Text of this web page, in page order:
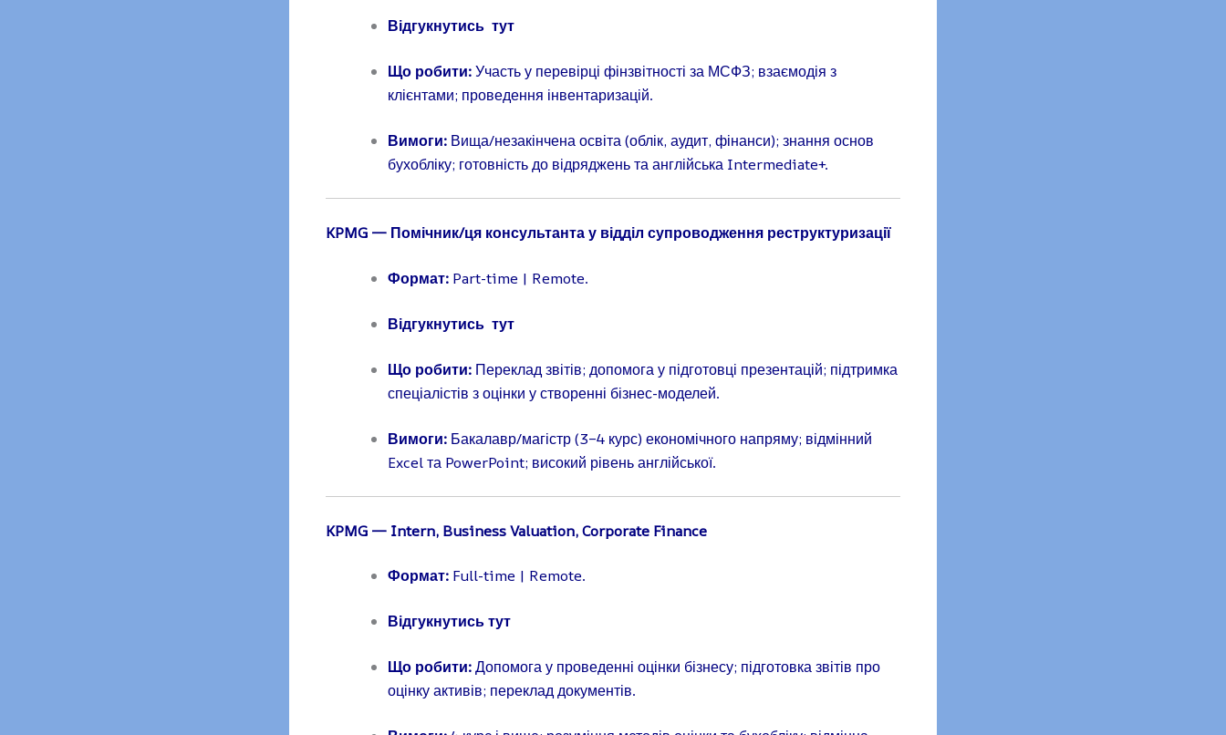
Відгукнутись тут
Що робити:Участь у перевірці фінзвітності за МСФЗ; взаємодія з
клієнтами; проведення інвентаризацій.
Вимоги: Вища/незакінчена освіта (облік, аудит, фінанси); знання основ
бухобліку; готовність до відряджень та англійська Intermediate+.
KPMG — Помічник/ця консультанта у відділ супроводження реструктуризації
Формат: Part-time | Remote.
Відгукнутись тут
Що робити: Переклад звітів; допомога у підготовці презентацій; підтримка
спеціалістів з оцінки у створенні бізнес-моделей.
Вимоги: Бакалавр/магістр (3–4 курс) економічного напряму; відмінний
Excel та PowerPoint; високий рівень англійської.
KPMG — Intern, Business Valuation, Corporate Finance
Формат: Full-time | Remote.
Відгукнутисьтут
Що робити:Допомога у проведенні оцінки бізнесу; підготовка звітів про
оцінку активів; переклад документів.